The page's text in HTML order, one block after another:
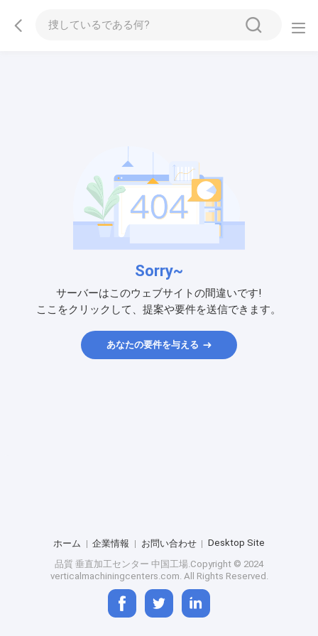
Sorry~
サーバーはこのウェブサイトの間違いです!
ここをクリックして、提案や要件を送信できます。
あなたの要件を与える
ホーム 企業情報 お問い合わせ Desktop Site
品質 垂直加工センター 中国工場.Copyright © 2024
verticalmachiningcenters.com. All Rights Reserved.